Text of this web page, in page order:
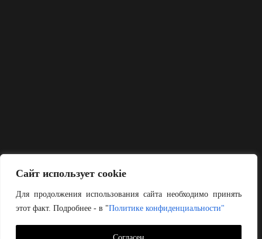
Сайт использует cookie
Для продолжения использования сайта необходимо принять
этот факт. Подробнее - в "Политике конфиденциальности"